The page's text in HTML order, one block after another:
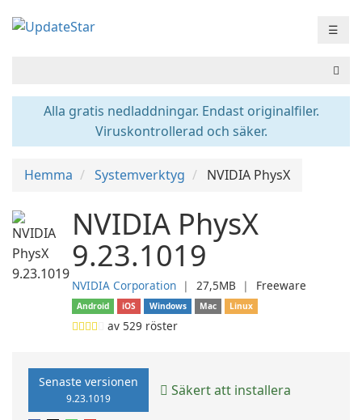
☰
Alla gratis nedladdningar. Endast originalfiler.
Viruskontrollerad och säker.
Hemma Systemverktyg NVIDIA PhysX
NVIDIA PhysX
9.23.1019
NVIDIA Corporation ❘ 27,5MB ❘ Freeware
Android iOS Windows Mac Linux
av 529 röster
Senaste versionen
9.23.1019 Säkert att installera